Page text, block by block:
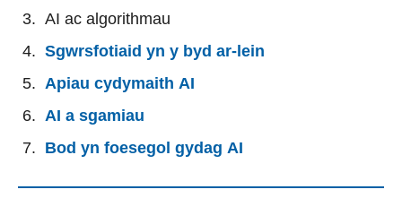
AI ac algorithmau
Sgwrsfotiaid yn y byd ar-lein
Apiau cydymaith AI
AI a sgamiau
Bod yn foesegol gydag AI